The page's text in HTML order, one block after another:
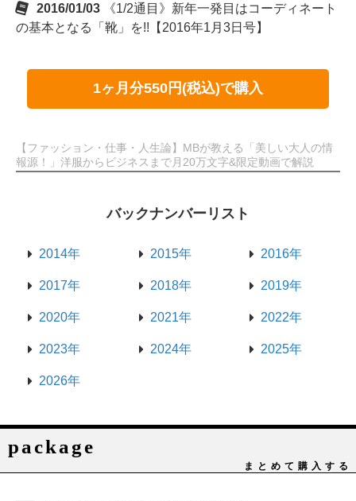
2016/01/03
《1/2通目》新年一発目はコーディネート
の基本となる「靴」を!!【2016年1月3日号】
1ヶ月分550円(税込)で購入
【ファッション・仕事・人生論】MBが教える「美しい大人の情
報源！」洋服からビジネスまで月20万文字&限定動画で解説
バックナンバーリスト
2014年 2015年 2016年
2017年 2018年 2019年
2020年 2021年 2022年
2023年 2024年 2025年
2026年
package
まとめて購入する